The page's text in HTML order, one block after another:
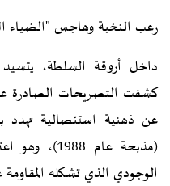
رعب النخبة وهاجس "الضياء
داخل أروقة السلطة،
كشفت التصريحات الصادرة
عن ذهنية استئصالية تهدد
(مذبحة عام
الوجودي الذي تشكله المقاومة